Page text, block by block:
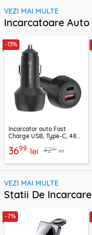
VEZI MAI MULTE
Incarcatoare Auto
-13%
Incarcator auto Fast
Charge USB, Type-C, 48W
3699 lei 4299 lei
VEZI MAI MULTE
Statii De Incarcare
-7%